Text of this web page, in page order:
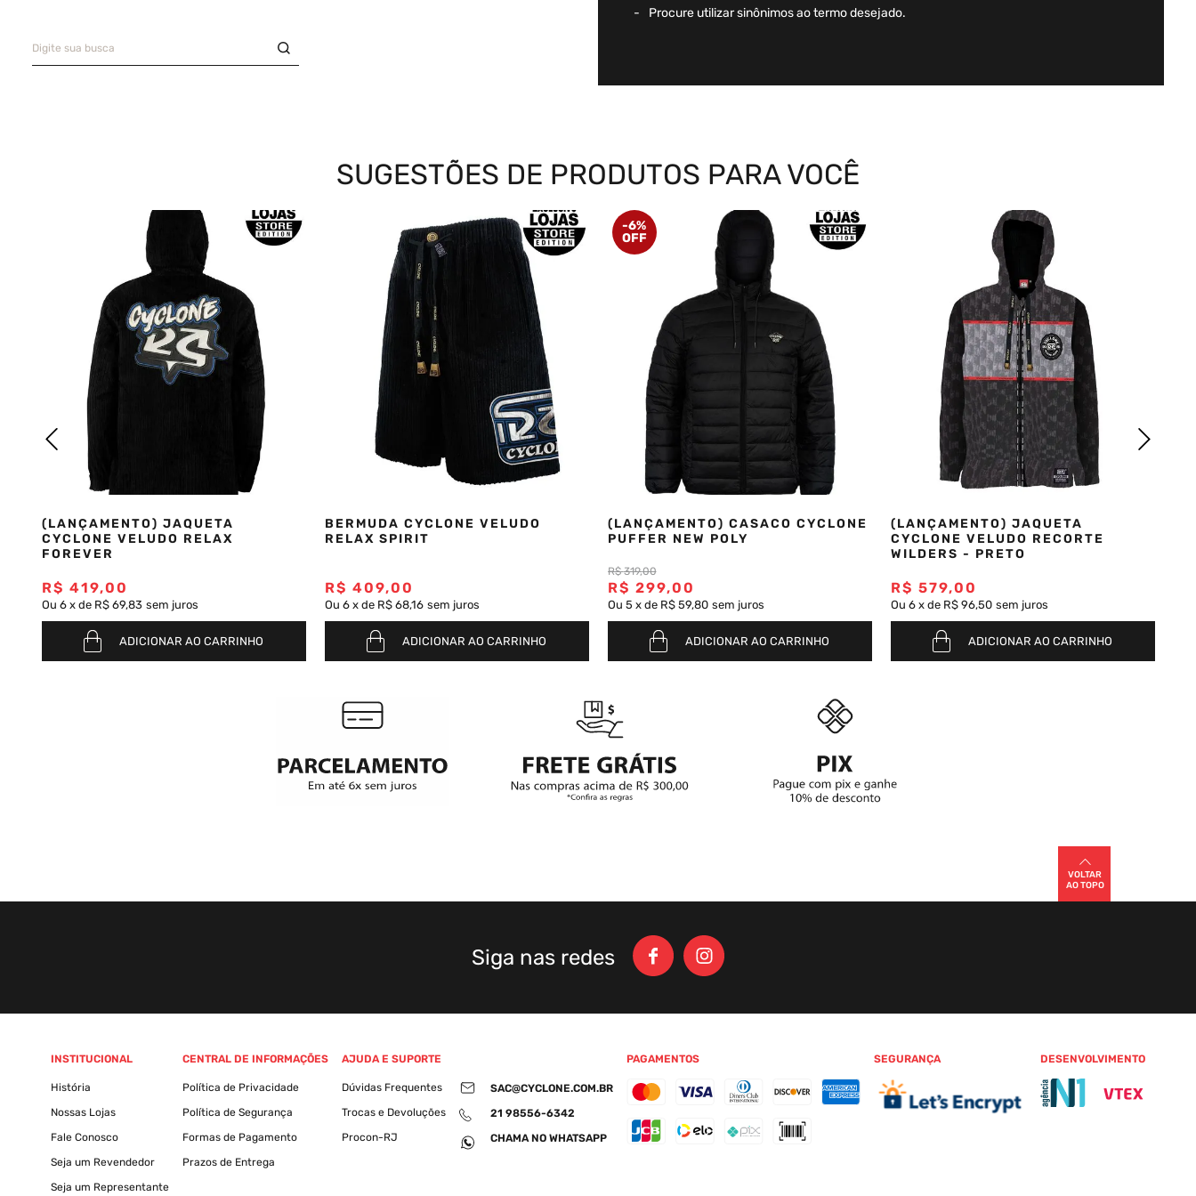
Procure utilizar sinônimos ao termo desejado.
SUGESTÕES DE PRODUTOS PARA VOCÊ
(LANÇAMENTO) JAQUETA
CYCLONE VELUDO RELAX
FOREVER
R$ 419,00
Ou 6 xde R$ 69,83 sem juros
ADICIONAR AO CARRINHO
BERMUDA CYCLONE VELUDO
RELAX SPIRIT
R$ 409,00
Ou 6 xde R$ 68,16 sem juros
ADICIONAR AO CARRINHO
-6%
(LANÇAMENTO) CASACO CYCLONE
PUFFER NEW POLY
R$ 319,00
R$ 299,00
Ou 5 xde R$ 59,80 sem juros
ADICIONAR AO CARRINHO
(LANÇAMENTO) JAQUETA
CYCLONE VELUDO RECORTE
WILDERS - PRETO
R$ 579,00
Ou 6 xde R$ 96,50 sem juros
ADICIONAR AO CARRINHO
VOLTAR
AO TOPO
Siga nas redes
INSTITUCIONAL
História
Nossas Lojas
Fale Conosco
Seja um Revendedor
Seja um Representante
CENTRAL DE INFORMAÇÕES
Política de Privacidade
Política de Segurança
Formas de Pagamento
Prazos de Entrega
AJUDA E SUPORTE
Dúvidas Frequentes
Trocas e Devoluções
Procon-RJ
SAC@CYCLONE.COM.BR
21 98556-6342
CHAMA NO WHATSAPP
PAGAMENTOS SEGURANÇA DESENVOLVIMENTO
10º
Bermuda Veludo
Jaqueta Veludo
Oversized
Recorte
Casaco
Saia
10 Bermuda Veludo